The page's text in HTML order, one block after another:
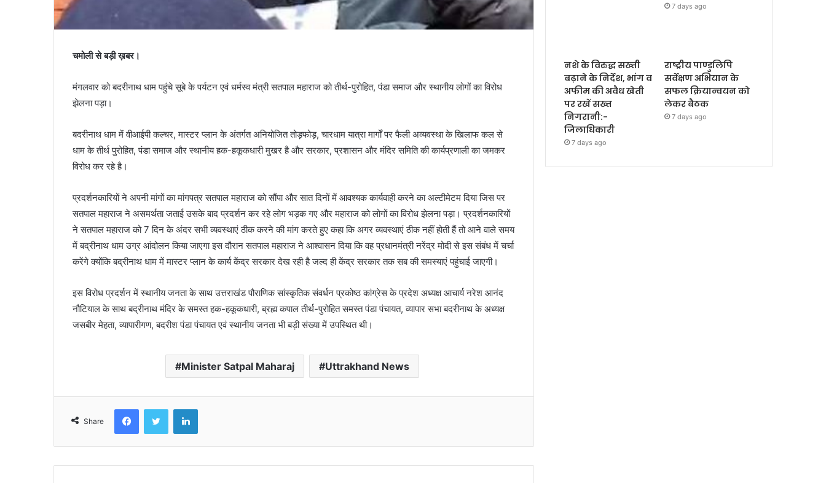
चमोली से बड़ी ख़बर।
मंगलवार को बदरीनाथ धाम पहुंचे सूबे के पर्यटन एवं धर्मस्व मंत्री सतपाल महाराज को तीर्थ-पुरोहित, पंडा समाज और स्थानीय लोगों का विरोध
झेलना पड़ा।
बदरीनाथ धाम में वीआईपी कल्चर, मास्टर प्लान के अंतर्गत अनियोजित तोड़फोड़, चारधाम यात्रा मार्गों पर फैली अव्यवस्था के खिलाफ कल से
धाम के तीर्थ पुरोहित, पंडा समाज और स्थानीय हक-हकूकधारी मुखर है और सरकार, प्रशासन और मंदिर समिति की कार्यप्रणाली का जमकर
विरोध कर रहे है।
प्रदर्शनकारियों ने अपनी मांगों का मांगपत्र सतपाल महाराज को सौंपा और सात दिनों में आवश्यक कार्यवाही करने का अल्टीमेटम दिया जिस पर
सतपाल महाराज ने असमर्थता जताई उसके बाद प्रदर्शन कर रहे लोग भड़क गए और महाराज को लोगों का विरोध झेलना पड़ा। प्रदर्शनकारियों
ने सतपाल महाराज को 7 दिन के अंदर सभी व्यवस्थाएं ठीक करने की मांग करते हुए कहा कि अगर व्यवस्थाएं ठीक नहीं होती हैं तो आने वाले समय
में बद्रीनाथ धाम उग्र आंदोलन किया जाएगा इस दौरान सतपाल महाराज ने आश्वासन दिया कि वह प्रधानमंत्री नरेंद्र मोदी से इस संबंध में चर्चा
करेंगे क्योंकि बद्रीनाथ धाम में मास्टर प्लान के कार्य केंद्र सरकार देख रही है जल्द ही केंद्र सरकार तक सब की समस्याएं पहुंचाई जाएगी।
इस विरोध प्रदर्शन में स्थानीय जनता के साथ उत्तराखंड पौराणिक सांस्कृतिक संवर्धन प्रकोष्ठ कांग्रेस के प्रदेश अध्यक्ष आचार्य नरेश आनंद
नौटियाल के साथ बद्रीनाथ मंदिर के समस्त हक-हकूकधारी, ब्रह्म कपाल तीर्थ-पुरोहित समस्त पंडा पंचायत, व्यापार सभा बदरीनाथ के अध्यक्ष
जसबीर मेहता, व्यापारीगण, बदरीश पंडा पंचायत एवं स्थानीय जनता भी बड़ी संख्या में उपस्थित थी।
Minister Satpal Maharaj Uttrakhand News
Share
7 days ago
नशे के विरुद्ध सख्ती
बढ़ाने के निर्देश, भांग व
अफीम की अवैध खेती
पर रखें सख्त
निगरानी:-
जिलाधिकारी
7 days ago
राष्ट्रीय पाण्डुलिपि
सर्वेक्षण अभियान के
सफल क्रियान्वयन को
लेकर बैठक
7 days ago